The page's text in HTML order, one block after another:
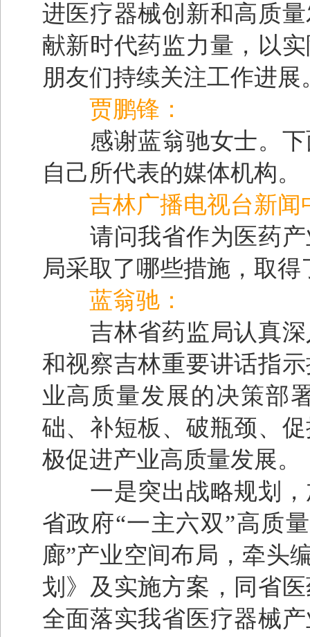
进医疗器械创新和高质
献新时代药监力量，以
朋友们持续关注工作进展
贾鹏锋：
感谢蓝翁驰女士。下
自己所代表的媒体机构。
吉林广播电视台新闻
请问我省作为医药产
局采取了哪些措施，取
蓝翁驰：
吉林省药监局认真深
和视察吉林重要讲话指
业高质量发展的决策部
础、补短板、破瓶颈、
极促进产业高质量发展。
一是突出战略规划，
省政府“一主六双”高质
廊”产业空间布局，牵头
划》及实施方案，同省
全面落实我省医疗器械